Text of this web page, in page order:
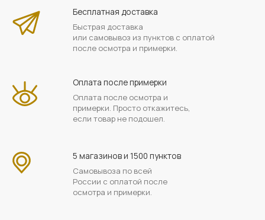
Бесплатная доставка
Быстрая доставка
или самовывоз из пунктов с оплатой
после осмотра и примерки.
Оплата после примерки
Оплата после осмотра и
примерки. Просто откажитесь,
если товар не подошел.
5 магазинов и 1500 пунктов
Самовывоза по всей
России с оплатой после
осмотра и примерки.